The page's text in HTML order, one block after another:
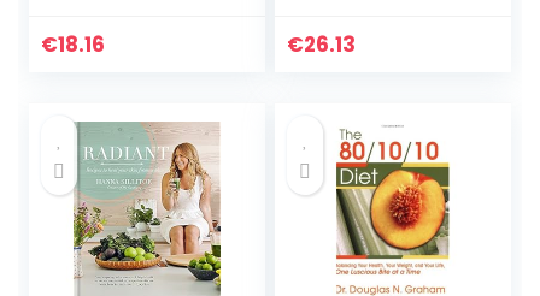
€18.16
and Healthy
€26.13